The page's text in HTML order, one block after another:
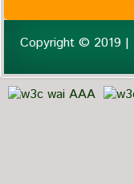
Copyright © 2019 |